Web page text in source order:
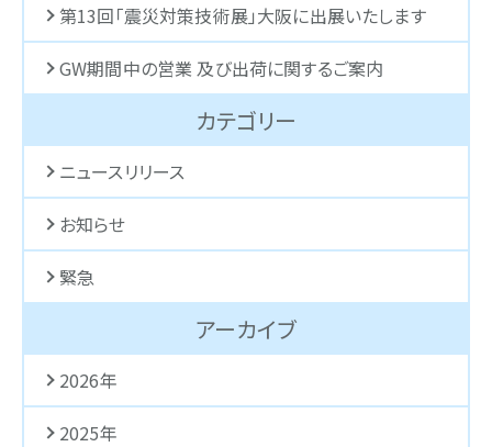
第13回「震災対策技術展」大阪に出展いたします
GW期間中の営業 及び出荷に関するご案内
カテゴリー
ニュースリリース
お知らせ
緊急
アーカイブ
2026年
2025年